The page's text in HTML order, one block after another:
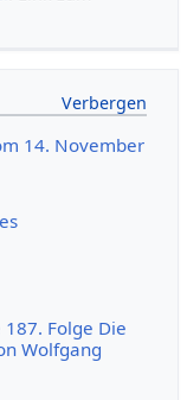
14. November
Folge Die
Wolfgang